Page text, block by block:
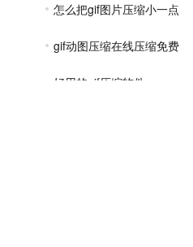
怎么把gif图片压缩小一点
gif动图压缩在线压缩免费
好用的gif压缩软件